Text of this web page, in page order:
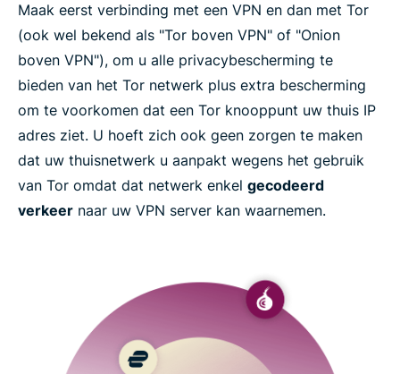
Waarom niet eerst Tor en dan VPN?
Hoe werkt Tor zonder een VPN?
VPN + Tor = de beste veiligheid
Hebt u geen VPN om met Tor te gebruiken?
Why you should always use a VPN with Tor
Tor vs. VPN: Understanding the differences
Maak eerst verbinding met een VPN en dan met Tor
(ook wel bekend als "Tor boven VPN" of "Onion
boven VPN"), om u alle privacybescherming te
bieden van het Tor netwerk plus extra bescherming
om te voorkomen dat een Tor knooppunt uw thuis IP
adres ziet. U hoeft zich ook geen zorgen te maken
dat uw thuisnetwerk u aanpakt wegens het gebruik
van Tor omdat dat netwerk enkel gecodeerd
verkeer naar uw VPN server kan waarnemen.